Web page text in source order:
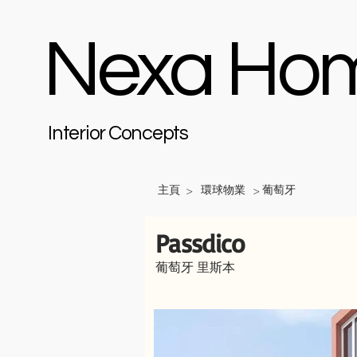
Nexa
Interior Concepts
主頁 > 環球物業 >葡萄牙
Passdico
葡萄牙 里斯本